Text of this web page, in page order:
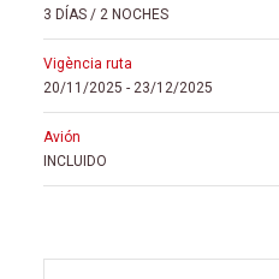
3 DÍAS / 2 NOCHES
vigència ruta
20/11/2025 - 23/12/2025
avión
INCLUIDO